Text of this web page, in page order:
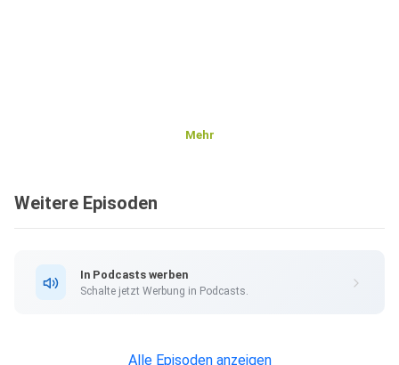
Mehr
Weitere Episoden
In Podcasts werben
Schalte jetzt Werbung in Podcasts.
Alle Episoden anzeigen